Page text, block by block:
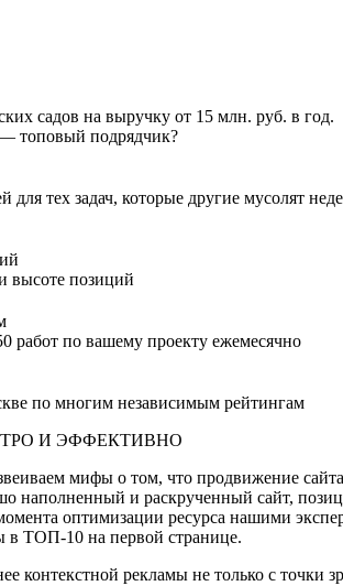
садов на выручку от 15 млн. руб. в год.
топовый подрядчик?
для тех задач, которые другие мусолят
высоте позиций
работ по вашему проекту ежемесячно
по многим независимым рейтингам
И ЭФФЕКТИВНО
мифы о том, что продвижение
наполненный и раскрученный сайт,
оптимизации ресурса нашими
в ТОП-10 на первой странице.
контекстной рекламы не только с